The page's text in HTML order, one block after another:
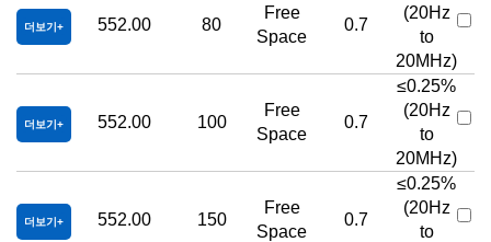
더보기 552.00 80
Free
Space
0.7
(20Hz
to
20MHz)
더보기 552.00 100
Free
Space
0.7
≤0.25%
(20Hz
to
20MHz)
더보기 552.00 150
Free
Space
0.7
≤0.25%
(20Hz
to